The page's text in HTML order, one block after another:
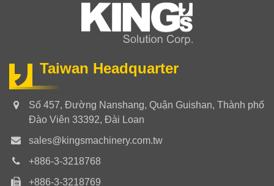
Taiwan Headquarter
Số 457, Đường Nanshang, Quận Guishan, Thành phố
Đào Viên 33392, Đài Loan
sales@kingsmachinery.com.tw
+886-3-3218768
+886-3-3218769